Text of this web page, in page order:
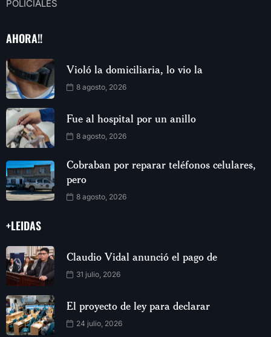
POLICIALES
AHORA!!
Violó la domiciliaria, lo vio la
8 agosto, 2026
Fue al hospital por un anillo
8 agosto, 2026
Cobraban por reparar teléfonos celulares,
pero
8 agosto, 2026
+LEIDAS
Claudio Vidal anunció el pago de
31 julio, 2026
El proyecto de ley para declarar
24 julio, 2026